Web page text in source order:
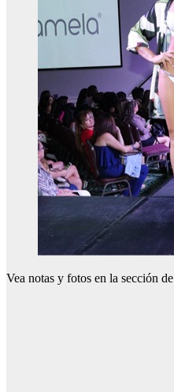
Vea notas y fotos en la sección de